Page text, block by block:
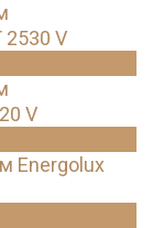
2530 V
V
Energolux